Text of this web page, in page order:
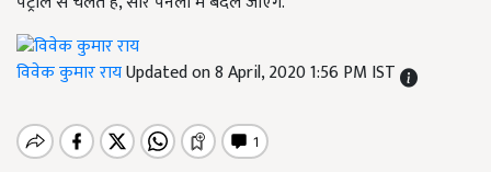
विवेक कुमार रायUpdated on 8 April, 2020 1:56 PM IST